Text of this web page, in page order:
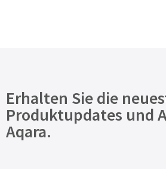
Erhalten Sie die
Produktupdates und
Aqara.